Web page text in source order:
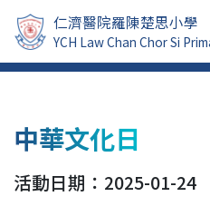
仁濟醫院羅陳楚思小學
YCH Law Chan Chor Si
中華文化日
活動日期：2025-01-24